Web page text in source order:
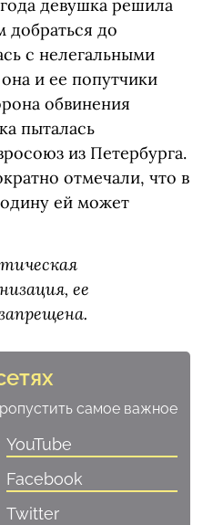
девушка решила
добраться до
с нелегальными
и ее попутчики
обвинения
пыталась
из Петербурга.
отмечали, что в
ей может
ее
самое важное
YouTube
Facebook
Twitter